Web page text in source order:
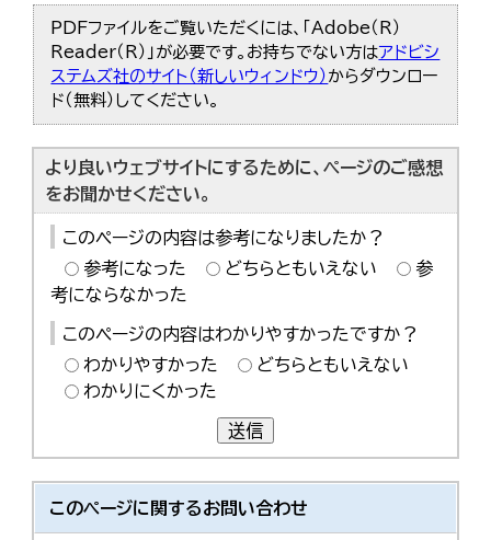
PDFファイルをご覧いただくには、「Adobe（R）
Reader（R）」が必要です。お持ちでない方はアドビシ
ステムズ社のサイト（新しいウィンドウ） からダウンロー
ド（無料）してください。
より良いウェブサイトにするために、ページのご感想
をお聞かせください。
このページの内容は参考になりましたか？
参考になった
どちらともいえない
参
考にならなかった
このページの内容はわかりやすかったですか？
わかりやすかった
どちらともいえない
わかりにくかった
送信
このページに関するお問い合わせ